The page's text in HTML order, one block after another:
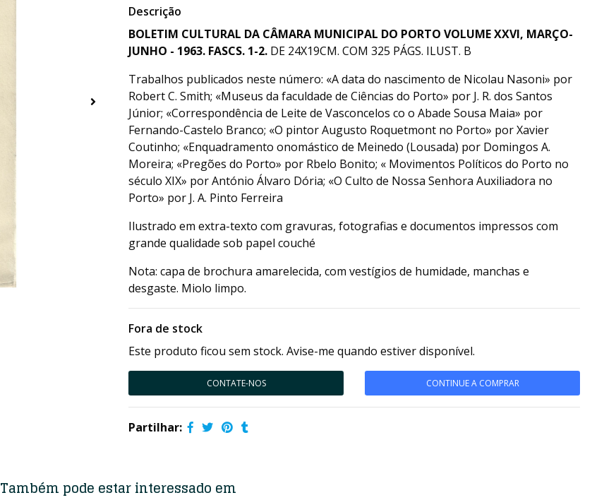
Descrição
BOLETIM CULTURAL DA CÂMARA MUNICIPAL DO PORTO VOLUME XXVI, MARÇO-
JUNHO - 1963. FASCS. 1-2. DE 24X19CM. COM 325 PÁGS. ILUST. B
Trabalhos publicados neste número: «A data do nascimento de Nicolau Nasoni» por
Robert C. Smith; «Museus da faculdade de Ciências do Porto» por J. R. dos Santos
Júnior; «Correspondência de Leite de Vasconcelos co o Abade Sousa Maia» por
Fernando-Castelo Branco; «O pintor Augusto Roquetmont no Porto» por Xavier
Coutinho; «Enquadramento onomástico de Meinedo (Lousada) por Domingos A.
Moreira; «Pregões do Porto» por Rbelo Bonito; « Movimentos Políticos do Porto no
século XIX» por António Álvaro Dória; «O Culto de Nossa Senhora Auxiliadora no
Porto» por J. A. Pinto Ferreira
Ilustrado em extra-texto com gravuras, fotografias e documentos impressos com
grande qualidade sob papel couché
Nota: capa de brochura amarelecida, com vestígios de humidade, manchas e
desgaste. Miolo limpo.
Fora de stock
Este produto ficou sem stock. Avise-me quando estiver disponível.
CONTATE-NOS CONTINUE A COMPRAR
Partilhar:
Também pode estar interessado em